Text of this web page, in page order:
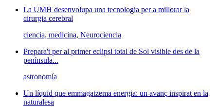
La UMH desenvolupa una tecnologia per a millorar la
cirurgia cerebral
ciencia, medicina, Neurociencia
Prepara't per al primer eclipsi total de Sol visible des de la
península...
astronomía
Un líquid que emmagatzema energia: un avanç inspirat en la
naturalesa